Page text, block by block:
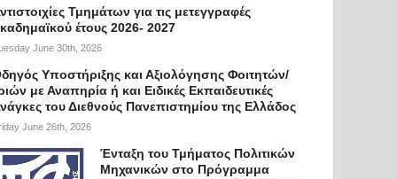
Τμημάτων για τις μετεγγραφές
έτους 2026- 2027
June 30th, 2026
Υποστήριξης και Αξιολόγησης Φοιτητών/
με Αναπηρία ή και Ειδικές Εκπαιδευτικές
του Διεθνούς Πανεπιστημίου της Ελλάδος
June 26th, 2026
Ένταξη του Τμήματος Πολιτικών
Μηχανικών στο Πρόγραμμα